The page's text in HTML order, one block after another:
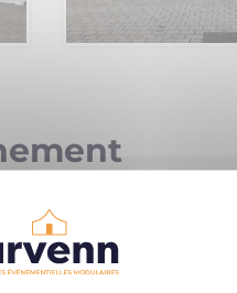
500 personnes
. Le
ce qui apporte